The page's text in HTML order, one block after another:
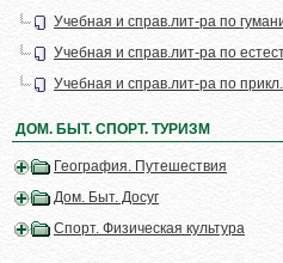
Учебная и справ.лит-ра по
Учебная и справ.лит-ра по
Учебная и справ.лит-ра по
ДОМ. БЫТ. СПОРТ. ТУРИЗМ
География. Путешествия
Дом. Быт. Досуг
Спорт. Физическая культура